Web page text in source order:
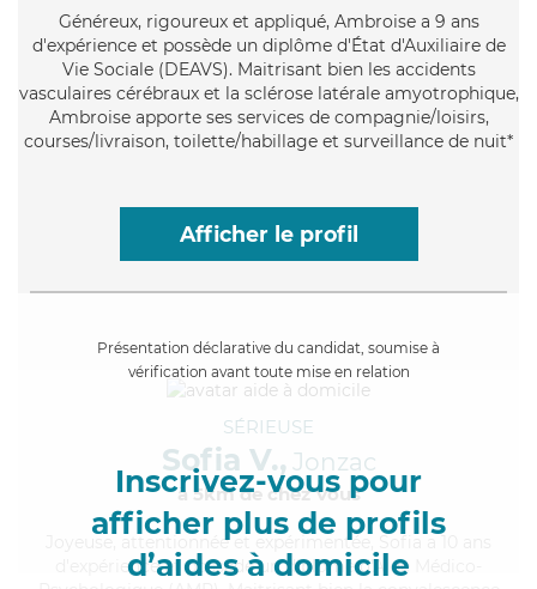
Généreux, rigoureux et appliqué, Ambroise a 9 ans
d'expérience et possède un diplôme d'État d'Auxiliaire de
Vie Sociale (DEAVS). Maitrisant bien les accidents
vasculaires cérébraux et la sclérose latérale amyotrophique,
Ambroise apporte ses services de compagnie/loisirs,
courses/livraison, toilette/habillage et surveillance de nuit*
Afficher le profil
Présentation déclarative du candidat, soumise à
vérification avant toute mise en relation
Inscrivez-vous pour
afficher plus de profils
d’aides à domicile
SÉRIEUSE
Sofia V., Jonzac
à 5km de chez Vous
, attentionnée et expérimentée, Sofia a 10 ans
d'expérience et possède un diplôme d'Aide Médico-